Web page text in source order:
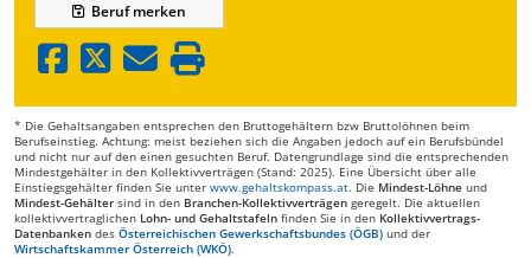
Berufmerken
* Die Gehaltsangaben entsprechen den Bruttogehältern bzw Bruttolöhnen beim
Berufseinstieg. Achtung: meist beziehen sich die Angaben jedoch auf ein Berufsbündel
und nicht nur auf den einen gesuchten Beruf. Datengrundlage sind die entsprechenden
Mindestgehälter in den Kollektivverträgen (Stand: 2025). Eine Übersicht über alle
Einstiegsgehälter finden Sie unter www.gehaltskompass.at. Die Mindest-Löhne und
Mindest-Gehälter sind in den Branchen-Kollektivverträgen geregelt. Die aktuellen
kollektivvertraglichen Lohn- und Gehaltstafeln finden Sie in den Kollektivvertrags-
Datenbanken des Österreichischen Gewerkschaftsbundes (ÖGB) und der
Wirtschaftskammer Österreich (WKÖ).